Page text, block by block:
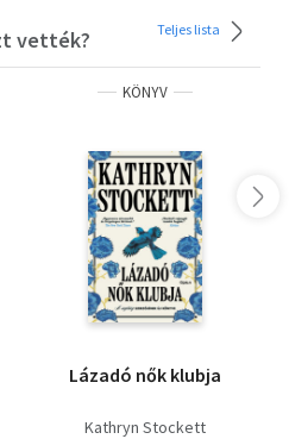
vették? Teljes lista
KÖNYV
Lázadó nők klubja
Kathryn Stockett